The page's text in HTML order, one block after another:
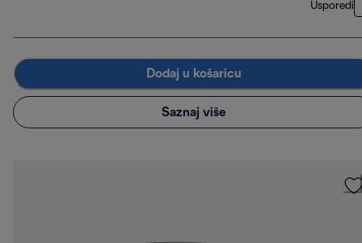
Usporedi
Dodaj u košaricu
Saznaj više